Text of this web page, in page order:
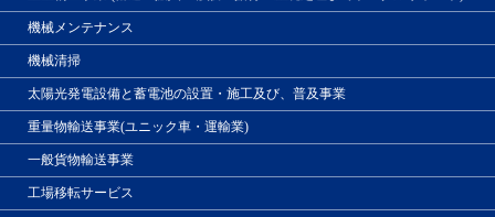
機械メンテナンス
機械清掃
太陽光発電設備と蓄電池の設置・施工及び、普及事業
重量物輸送事業(ユニック車・運輸業)
一般貨物輸送事業
工場移転サービス